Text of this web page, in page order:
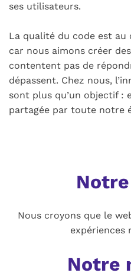
ses utilisateurs.
La qualité du code est
car nous aimons créer
contentent pas de
dépassent. Chez nous,
sont plus qu’un objectif :
partagée par toute notre
Nous croyons que le
expériences
Notre